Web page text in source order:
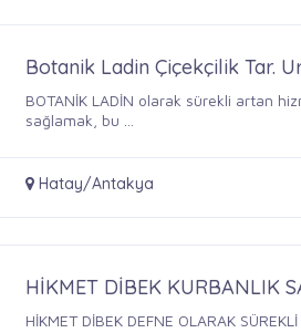
Botanik Ladin Çiçekçilik Tar.
BOTANİK LADİN olarak sürekli artan
sağlamak, bu ...
Hatay/Antakya
HİKMET DİBEK KURBANLIK
HİKMET DİBEK DEFNE OLARAK